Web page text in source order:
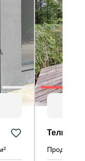
Продажа